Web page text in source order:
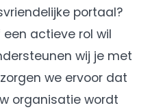
portaal?
actieve rol wil
wij je met
we ervoor dat
organisatie wordt